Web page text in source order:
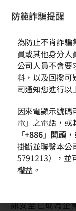
環球晶圓打造
訊安全已成為企
防範詐騙提醒
為防止不肖詐騙
員或其他身分人
公司人員不會要
料，以及回撥可
司通知您進行以
因來電顯示號碼
電」之電話，或
「+886」開頭
掛斷並聯繫本公
5791213），並
權益。